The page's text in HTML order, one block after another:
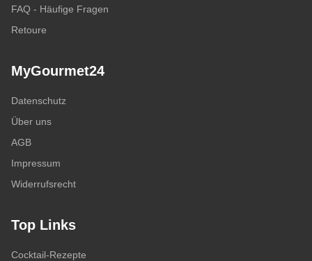
FAQ - Häufige Fragen
Retoure
MyGourmet24
Datenschutz
Über uns
AGB
Impressum
Widerrufsrecht
Top Links
Cocktail-Rezepte